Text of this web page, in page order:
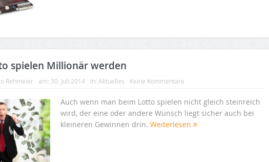
spielen Millionär werden
Rehmeier am: 30. Juli 2014 In: Aktuelles Keine Kommentare
Auch wenn man beim Lotto spielen nicht gleich steinreich
wird, der eine oder andere Wunsch liegt sicher auch bei
kleineren Gewinnen drin. Weiterlesen